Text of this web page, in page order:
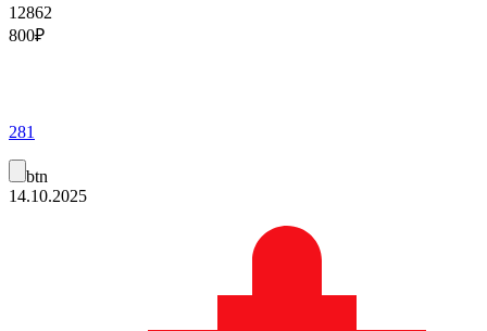
12862
800₽
281
btn
14.10.2025